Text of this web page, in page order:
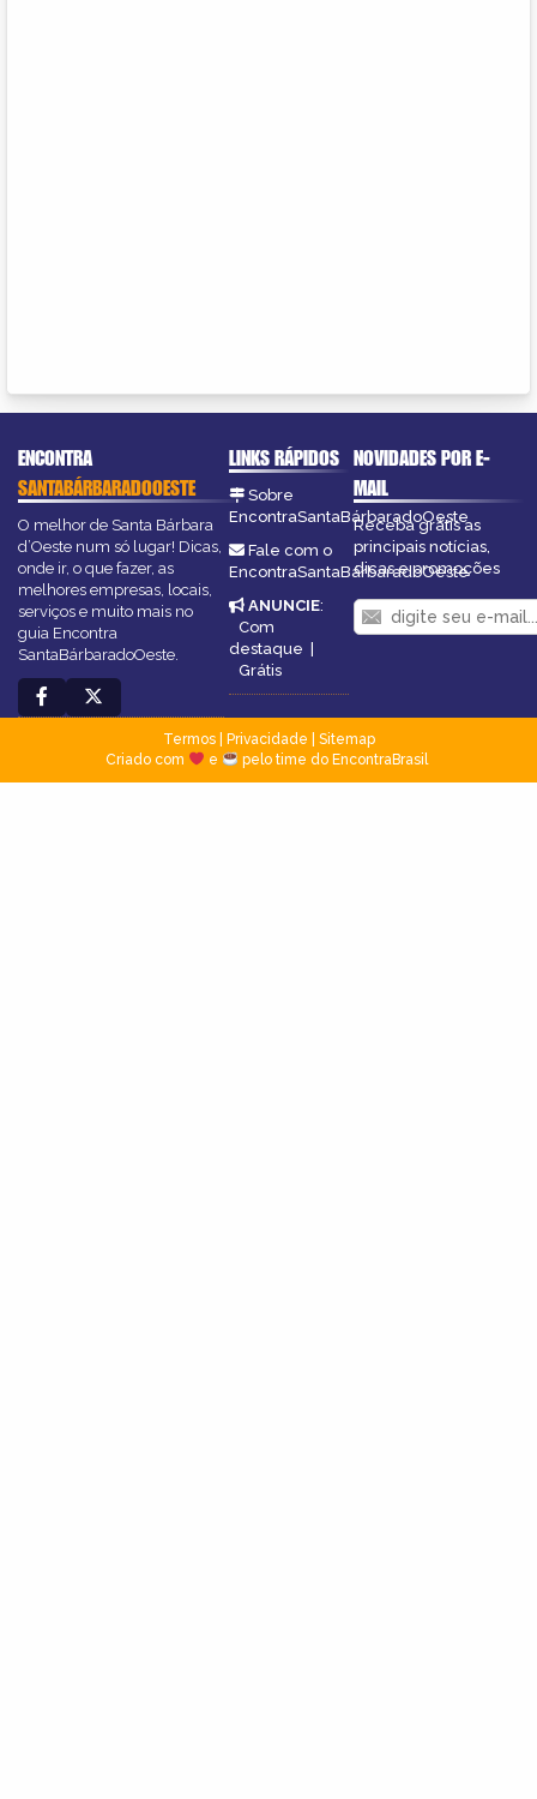
ENCONTRA
SANTABÁRBARADOOESTE
O melhor de Santa Bárbara
d’Oeste num só lugar! Dicas,
onde ir, o que fazer, as
melhores empresas, locais,
serviços e muito mais no
guia Encontra
SantaBárbaradoOeste.
LINKS RÁPIDOS
Sobre
EncontraSantaBárbaradoOeste
Fale com o
EncontraSantaBárbaradoOeste
ANUNCIE:
Com
destaque |
Grátis
NOVIDADES POR E-
MAIL
Receba grátis as
principais notícias,
dicas e promoções
Termos| Privacidade
Sitemap
Criado com
e pelo time do EncontraBrasil